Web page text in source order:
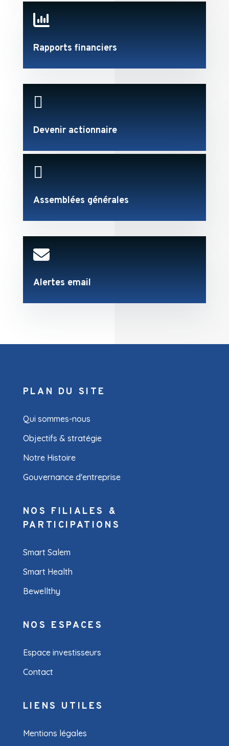

Rapports financiers

Devenir actionnaire

Assemblées générales

Alertes email
PLAN DU SITE
Qui sommes-nous
Objectifs & stratégie
Notre Histoire
Gouvernance d'entreprise
NOS FILIALES &
PARTICIPATIONS
Smart Salem
Smart Health
Bewellthy
NOS ESPACES
Espace investisseurs
Contact
LIENS UTILES
Mentions légales